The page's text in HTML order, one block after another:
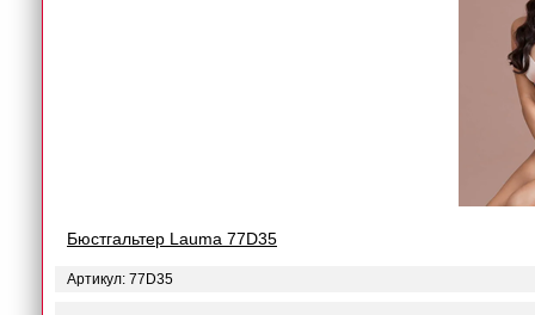
Бюстгальтер Lauma 77D35
Артикул: 77D35